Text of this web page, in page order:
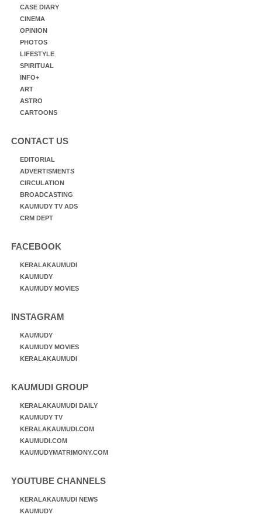
CASE DIARY
CINEMA
OPINION
PHOTOS
LIFESTYLE
SPIRITUAL
INFO+
ART
ASTRO
CARTOONS
CONTACT US
EDITORIAL
ADVERTISMENTS
CIRCULATION
BROADCASTING
KAUMUDY TV ADS
CRM DEPT
FACEBOOK
KERALAKAUMUDI
KAUMUDY
KAUMUDY MOVIES
INSTAGRAM
KAUMUDY
KAUMUDY MOVIES
KERALAKAUMUDI
KAUMUDI GROUP
KERALAKAUMUDI DAILY
KAUMUDY TV
KERALAKAUMUDI.COM
KAUMUDI.COM
KAUMUDYMATRIMONY.COM
YOUTUBE CHANNELS
KERALAKAUMUDI NEWS
KAUMUDY